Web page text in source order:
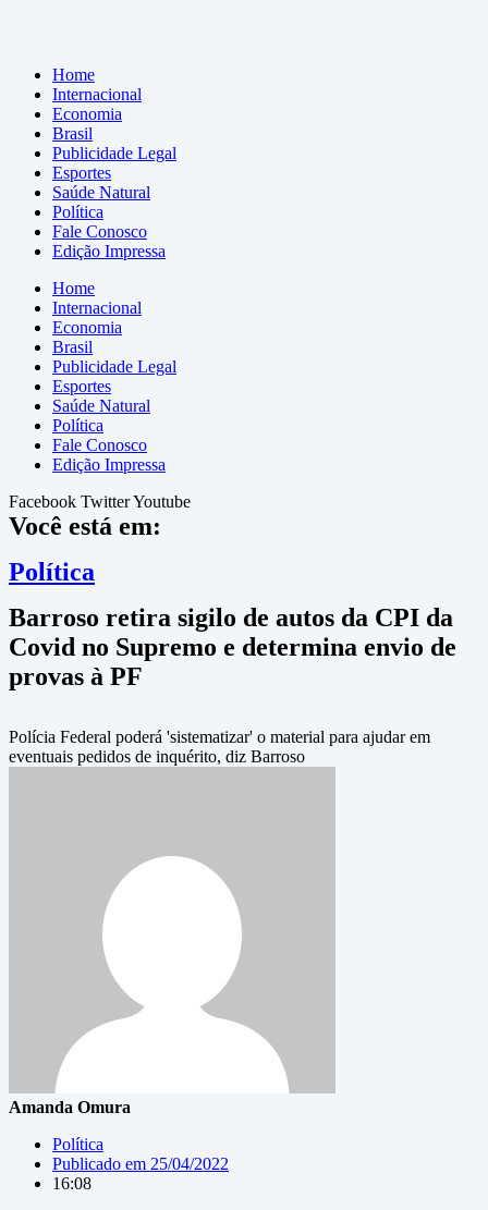
Home
Internacional
Economia
Brasil
Publicidade Legal
Esportes
Saúde Natural
Política
Fale Conosco
Edição Impressa
Home
Internacional
Economia
Brasil
Publicidade Legal
Esportes
Saúde Natural
Política
Fale Conosco
Edição Impressa
Facebook TwitterYoutube
Você está em:
Política
Barroso retira sigilo de autos da CPI da
Covid no Supremo e determina envio de
provas à PF
Polícia Federal poderá 'sistematizar' o material para ajudar em
eventuais pedidos de inquérito, diz Barroso
Amanda Omura
Política
Publicado em 25/04/2022
16:08